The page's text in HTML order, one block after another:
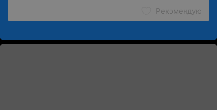
Рекомендую